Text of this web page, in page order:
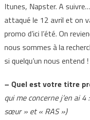
Itunes, Napster. A
attaqué le 12 avril et on
promo d’ici l’été. On
nous sommes à la
si quelqu’un nous entend !
– Quel est votre titre
qui me concerne j’en ai
sœur » et « RAS »)